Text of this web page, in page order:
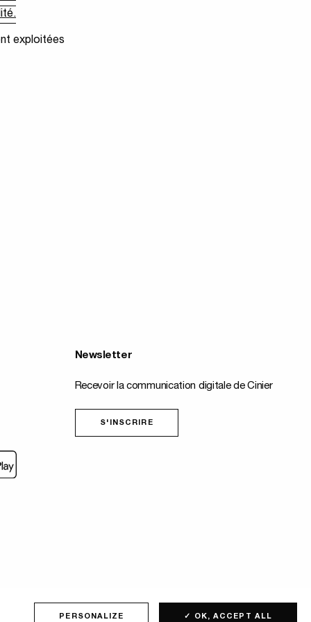
exploitées
Newsletter
Recevoir la communication digitale de Cinier
S'INSCRIRE
par
✓ OK, ACCEPT ALL
PERSONALIZE